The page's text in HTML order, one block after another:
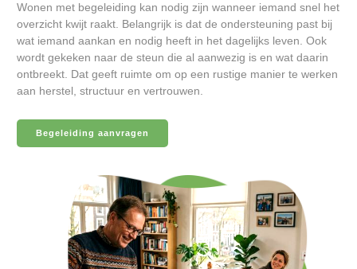
Wonen met begeleiding kan nodig zijn wanneer iemand snel het
overzicht kwijt raakt. Belangrijk is dat de ondersteuning past bij
wat iemand aankan en nodig heeft in het dagelijks leven. Ook
wordt gekeken naar de steun die al aanwezig is en wat daarin
ontbreekt. Dat geeft ruimte om op een rustige manier te werken
aan herstel, structuur en vertrouwen.
Begeleiding aanvragen